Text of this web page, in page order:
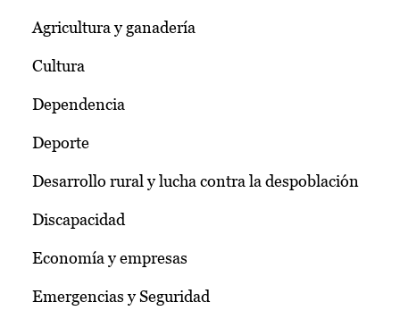
Agricultura y ganadería
Cultura
Dependencia
Deporte
Desarrollo rural y lucha contra la despoblación
Discapacidad
Economía y empresas
Emergencias y Seguridad